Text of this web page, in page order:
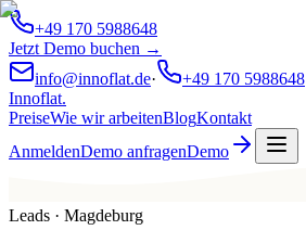
+49 170 5988648
Jetzt Demo buchen →
info@innoflat.de·
+49 170 5988648
Innoflat.
PreiseWie wir arbeitenBlogKontakt
AnmeldenDemo anfragenDemo
Leads · Magdeburg